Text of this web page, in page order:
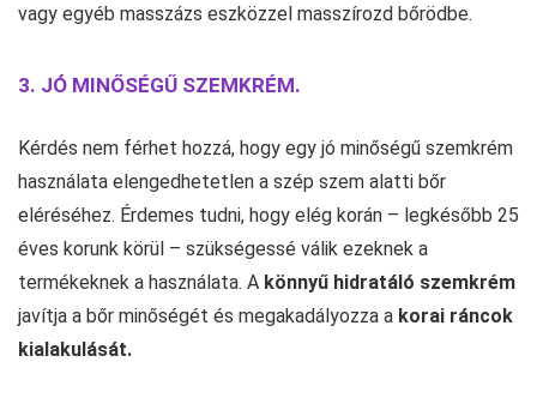
vagy egyéb masszázs eszközzel masszírozd bőrödbe.
3. JÓ MINŐSÉGŰ SZEMKRÉM.
Kérdés nem férhet hozzá, hogy egy jó minőségű szemkrém
használata elengedhetetlen a szép szem alatti bőr
eléréséhez. Érdemes tudni, hogy elég korán – legkésőbb 25
éves korunk körül – szükségessé válik ezeknek a
termékeknek a használata. A könnyű hidratáló szemkrém
javítja a bőr minőségét és megakadályozza a korai ráncok
kialakulását.